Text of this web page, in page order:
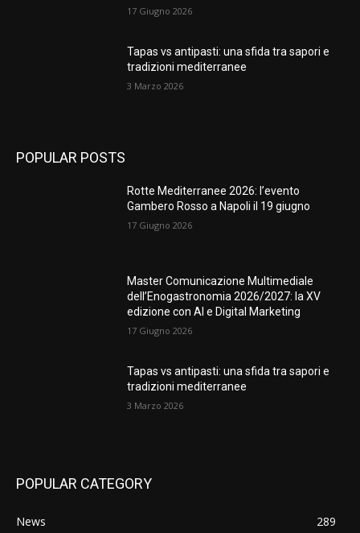
17 Giugno 2026
Tapas vs antipasti: una sfida tra sapori e
tradizioni mediterranee
3 Marzo 2026
POPULAR POSTS
Rotte Mediterranee 2026: l’evento
Gambero Rosso a Napoli il 19 giugno
17 Giugno 2026
Master Comunicazione Multimediale
dell’Enogastronomia 2026/2027: la XV
edizione con AI e Digital Marketing
17 Giugno 2026
Tapas vs antipasti: una sfida tra sapori e
tradizioni mediterranee
3 Marzo 2026
POPULAR CATEGORY
News
289